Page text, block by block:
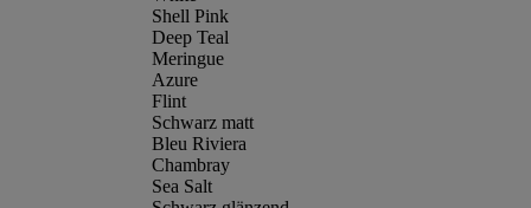
Shell Pink
Deep Teal
Meringue
Azure
Flint
Schwarz matt
Bleu Riviera
Chambray
Sea Salt